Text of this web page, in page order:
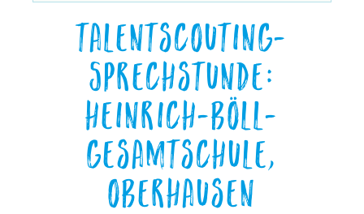
Talentscouting-
Sprechstunde:
Heinrich-Böll-
Gesamtschule,
Oberhausen